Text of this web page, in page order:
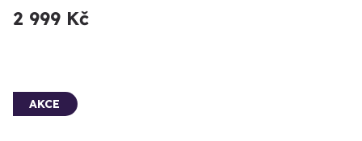
2 999 Kč
AKCE